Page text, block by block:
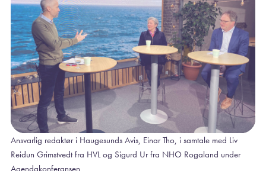
Ansvarlig redaktør i Haugesunds Avis, Einar Tho, i samtale med Liv
Reidun Grimstvedt fra HVL og Sigurd Ur fra NHO Rogaland under
Agendakonferansen